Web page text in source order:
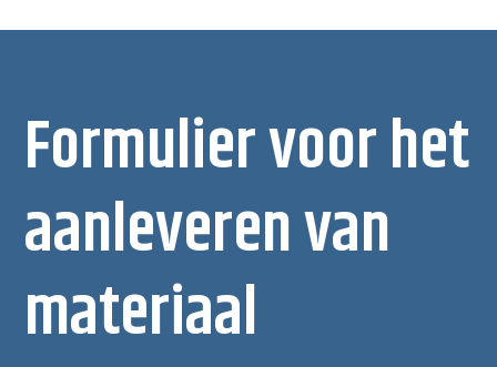
Formulier voor het
aanleveren van
materiaal